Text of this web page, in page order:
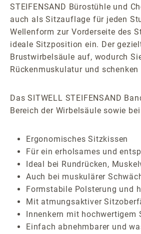
STEIFENSAND Bürostühle und
auch als Sitzauflage für jeden
Wellenform zur Vorderseite des
ideale Sitzposition ein. Der
Brustwirbelsäule auf, wodurch
Rückenmuskulatur und
Das SITWELL STEIFENSAND
Bereich der Wirbelsäule sowie
Ergonomisches Sitzkissen
Für ein erholsames und
Ideal bei Rundrücken,
Auch bei muskulärer
Formstabile Polsterung und
Mit atmungsaktiver
Innenkern mit
Einfach abnehmbarer und